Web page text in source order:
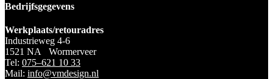
Bedrijfsgegevens
Werkplaats/retouradres
Industrieweg 4-6
1521 NA Wormerveer
Tel: 075–621 10 33
Mail: info@vmdesign.nl